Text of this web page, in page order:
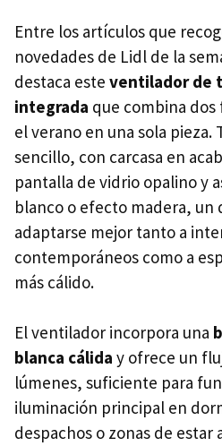
Entre los artículos que
novedades de Lidl de la
destaca este ventilador de
integrada que combina dos
el verano en una sola pieza.
sencillo, con carcasa en
pantalla de vidrio opalino y
blanco o efecto madera,
adaptarse mejor tanto a
contemporáneos como a
más cálido.
El ventilador incorpora una
blanca cálida y ofrece un
lúmenes, suficiente para
iluminación principal en
despachos o zonas de estar